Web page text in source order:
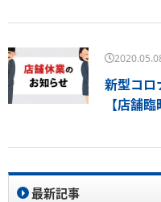
新型コロ
【店舗
最新記事